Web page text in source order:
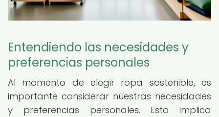
Entendiendo las necesidades y
preferencias personales
Al momento de elegir ropa sostenible, es
importante considerar nuestras necesidades
y preferencias personales. Esto implica